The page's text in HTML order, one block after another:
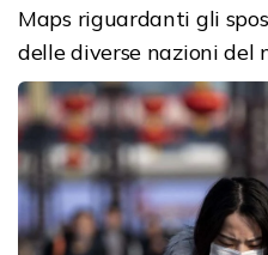
Maps riguardanti gli
delle diverse nazioni del